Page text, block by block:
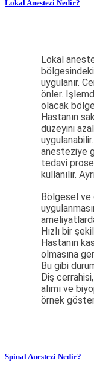
Lokal Anestezi Nedir?
Lokal
uygulanır.
önler.
olacak
Hastanın
düzeyini
anesteziye
tedavi
kullanılır.
Bölgesel ve
Hızlı bir
Hastanın
olmasına
Bu gibi
Diş
alımı ve
örnek
Spinal Anestezi Nedir?